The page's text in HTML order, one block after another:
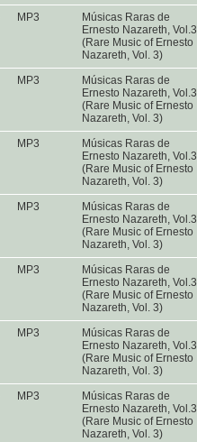
MP3
Músicas Raras de
Ernesto Nazareth, Vol.3
(Rare Music of Ernesto
Nazareth, Vol. 3)
MP3
Músicas Raras de
Ernesto Nazareth, Vol.3
(Rare Music of Ernesto
Nazareth, Vol. 3)
MP3
Músicas Raras de
Ernesto Nazareth, Vol.3
(Rare Music of Ernesto
Nazareth, Vol. 3)
MP3
Músicas Raras de
Ernesto Nazareth, Vol.3
(Rare Music of Ernesto
Nazareth, Vol. 3)
MP3
Músicas Raras de
Ernesto Nazareth, Vol.3
(Rare Music of Ernesto
Nazareth, Vol. 3)
MP3
Músicas Raras de
Ernesto Nazareth, Vol.3
(Rare Music of Ernesto
Nazareth, Vol. 3)
MP3
Músicas Raras de
Ernesto Nazareth, Vol.3
(Rare Music of Ernesto
Nazareth, Vol. 3)